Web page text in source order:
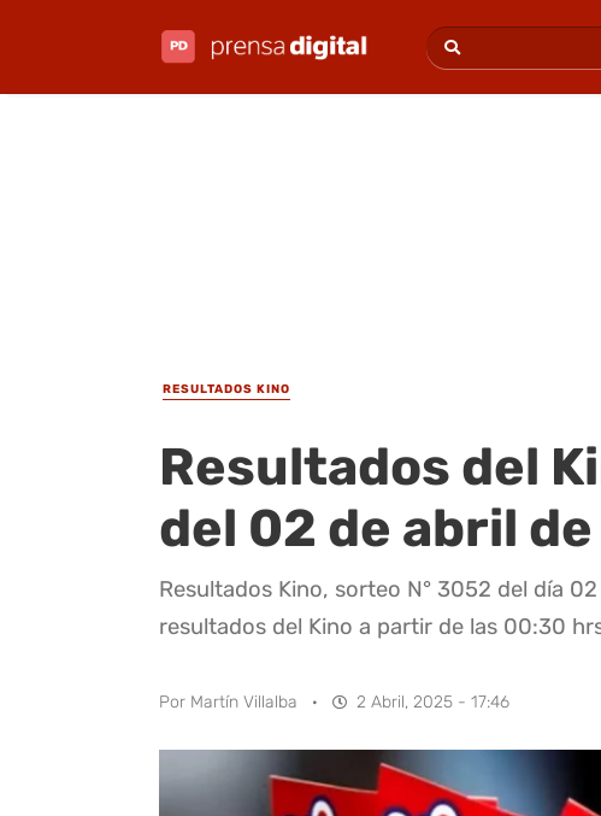
RESULTADOS KINO
Resultados del
del 02 de abril
Resultados Kino, sorteo N° 3052 del día
resultados del Kino a partir de las 00:30
Por Martín Villalba · 2 Abril, 2025 - 17:46